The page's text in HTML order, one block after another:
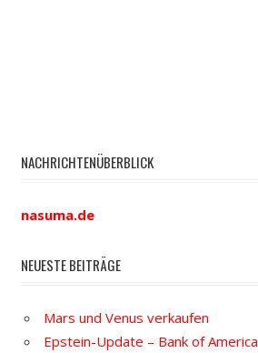
NACHRICHTENÜBERBLICK
nasuma.de
NEUESTE BEITRÄGE
Mars und Venus verkaufen
Epstein-Update – Bank of America